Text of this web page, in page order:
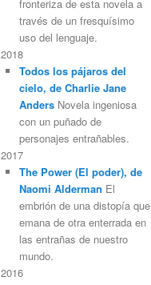
fronteriza de esta novela a
través de un fresquísimo
uso del lenguaje.
2018
Todos los pájaros del
cielo, de Charlie Jane
AndersNovela ingeniosa
con un puñado de
personajes entrañables.
2017
The Power (El poder), de
Naomi Alderman El
embrión de una distopía que
emana de otra enterrada en
las entrañas de nuestro
mundo.
2016